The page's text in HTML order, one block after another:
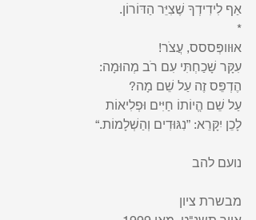
אַף לִידִידְךָ שֶׁצִיֵּר הַדּוֹרוֹן.
*
אוּוופְּססס, עֲצֺר!
עִקָּר שָׁכַחְתִּי עִם רֺב מְהוּמָה:
הֶדְפֵּס זֶה עַל שֵׁם מָה?
עַל שֵׁם הֱיוֹתוֹ חַיִּים וּפְלִיאוֹת
לָכֵן יִקָּרֵא: ”נִגּוּדִים וְהַשְׁלָמוֹת.“
נועם להב
מבשרת ציון